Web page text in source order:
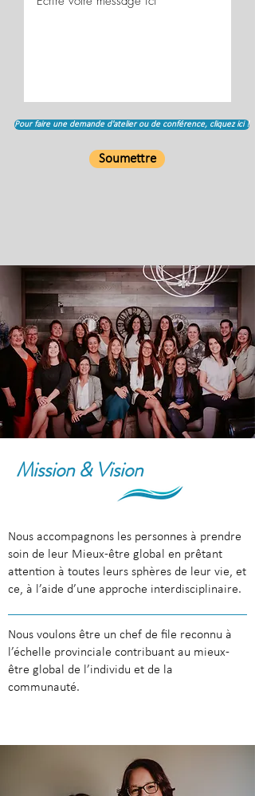
Pour faire une demande d'atelier ou de conférence, cliquez ici !
Soumettre
Mission & Vision
Nous accompagnons les personnes à prendre
soin de leur Mieux-être global en prêtant
attention à toutes leurs sphères de leur vie, et
ce, à l’aide d’une approche interdisciplinaire.
Nous voulons être un chef de file reconnu à
l’échelle provinciale contribuant au mieux-
être global de l’individu et de la
communauté.